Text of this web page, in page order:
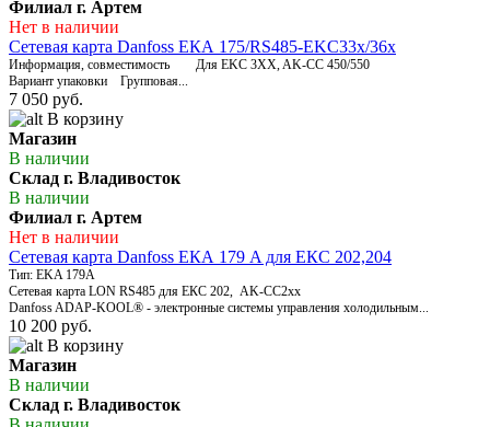
Филиал г. Артем
Нет в наличии
Сетевая карта Danfoss ЕКА 175/RS485-EKC33х/36х
Информация, совместимость Для EKC 3XX, AK-CC 450/550
Вариант упаковки Групповая...
7 050 руб.
В корзину
Магазин
В наличии
Склад г. Владивосток
В наличии
Филиал г. Артем
Нет в наличии
Сетевая карта Danfoss ЕКА 179 A для ЕКС 202,204
Тип: EKA 179A
Сетевая карта LON RS485 для ЕКС 202, AK-CC2xx
Danfoss ADAP-KOOL® - электронные системы управления холодильным...
10 200 руб.
В корзину
Магазин
В наличии
Склад г. Владивосток